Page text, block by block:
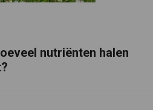
nutriënten halen